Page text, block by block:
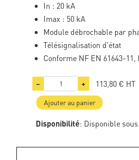
In : 20 kA
Imax : 50 kA
Module débrochable par
Télésignalisation d'état
Conforme NF EN 61643-11,
− + 113,80 € HT
Ajouter au panier
Disponibilité: Disponible